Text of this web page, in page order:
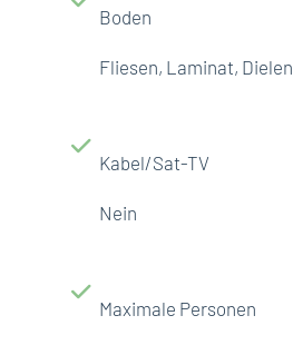
Boden
Fliesen, Laminat, Dielen
Kabel/Sat-TV
Nein
Maximale Personen